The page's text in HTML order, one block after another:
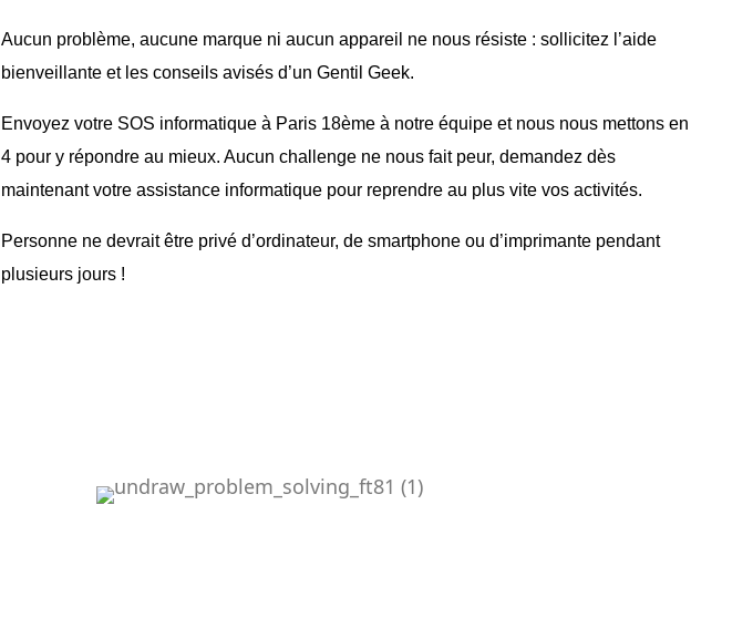
Aucun problème, aucune marque ni aucun appareil ne nous résiste : sollicitez l’aide
bienveillante et les conseils avisés d’un Gentil Geek.
Envoyez votre SOS informatique à Paris 18ème à notre équipe et nous nous mettons en
4 pour y répondre au mieux. Aucun challenge ne nous fait peur, demandez dès
maintenant votre assistance informatique pour reprendre au plus vite vos activités.
Personne ne devrait être privé d’ordinateur, de smartphone ou d’imprimante pendant
plusieurs jours !